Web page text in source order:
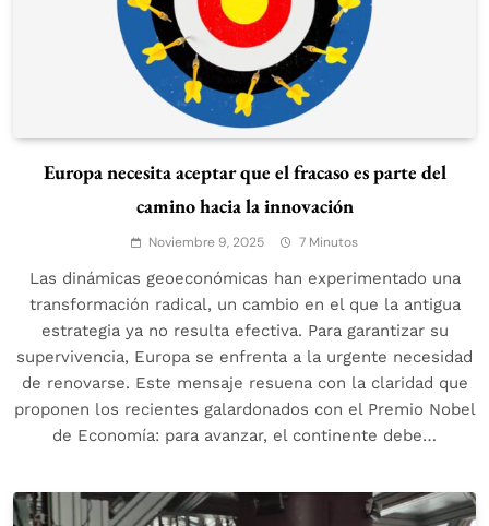
Europa necesita aceptar que el fracaso es parte del
camino hacia la innovación
Noviembre 9, 2025 7 Minutos
Las dinámicas geoeconómicas han experimentado una
transformación radical, un cambio en el que la antigua
estrategia ya no resulta efectiva. Para garantizar su
supervivencia, Europa se enfrenta a la urgente necesidad
de renovarse. Este mensaje resuena con la claridad que
proponen los recientes galardonados con el Premio Nobel
de Economía: para avanzar, el continente debe…